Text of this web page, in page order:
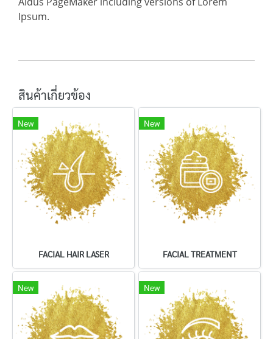
Ipsum.
สินค้าเกี่ยวข้อง
New
FACIAL HAIR LASER
New
FACIAL TREATMENT
New New